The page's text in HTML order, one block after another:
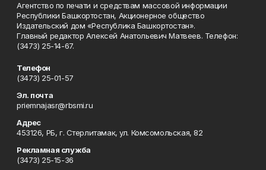
Агентство по печати и средствам массовой информации
Республики Башкортостан, Акционерное общество
Издательский дом «Республика Башкортостан».
Главный редактор Алексей Анатольевич Матвеев. Телефон:
(3473) 25-14-67.
Телефон
(3473) 25-01-57
Эл. почта
priemnajasr@rbsmi.ru
Адрес
453126, РБ, г. Стерлитамак, ул. Комсомольская, 82
Рекламная служба
(3473) 25-15-36